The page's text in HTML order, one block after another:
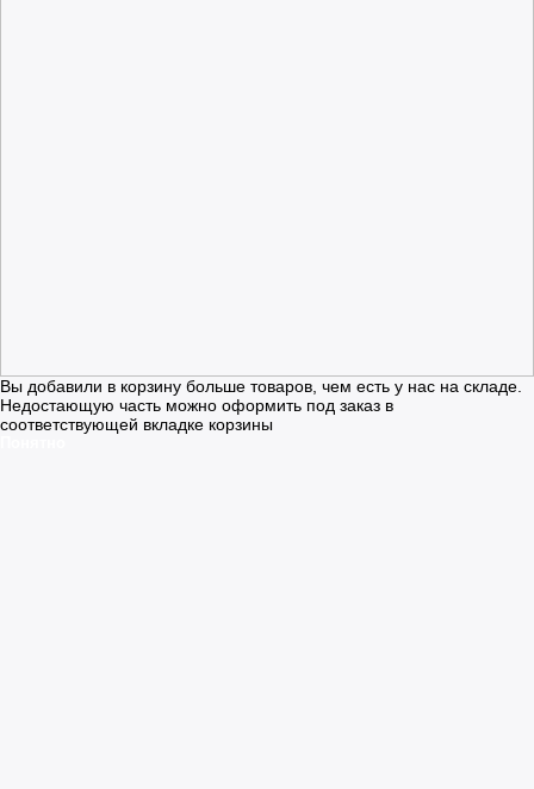
Вы добавили в корзину больше товаров, чем есть у нас на складе.
Недостающую часть можно оформить под заказ в
соответствующей вкладке корзины